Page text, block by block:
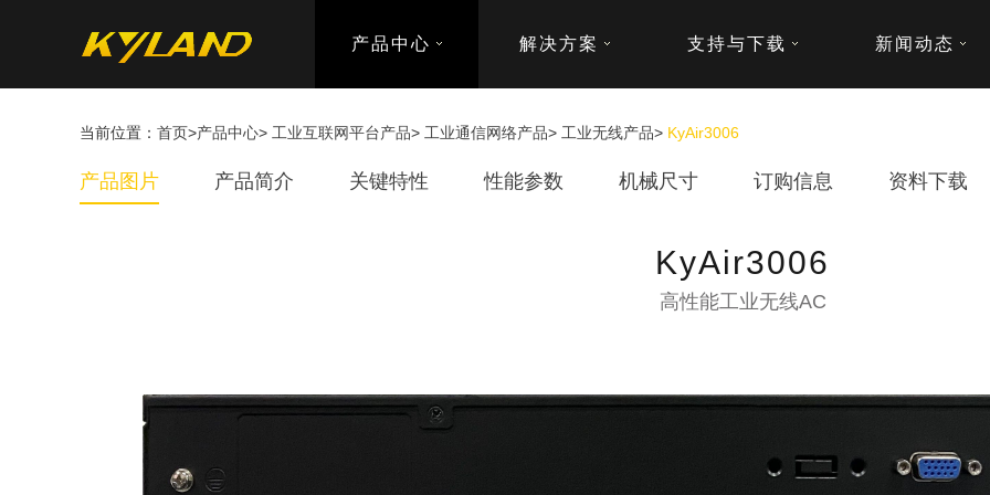
产品中心 解决方案 支持与下载 新闻动态
当前位置： 首页>产品中心> 工业互联网平台产品> 工业通信网络产品> 工业无线产品> KyAir3006
产品图片 产品简介 关键特性 性能参数 机械尺寸 订购信息 资料下载
KyAir3006
高性能工业无线AC